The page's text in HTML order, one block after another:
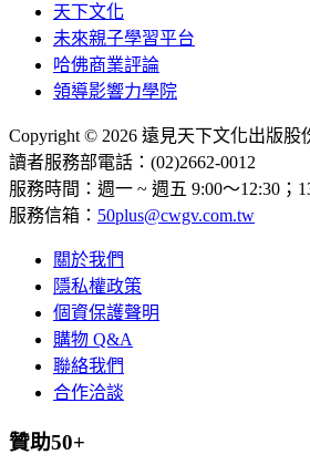
天下文化
未來親子學習平台
哈佛商業評論
領導影響力學院
Copyright © 2026 遠見天下文化出版股
讀者服務部電話：(02)2662-0012
服務時間：週一 ~ 週五 9:00～12:30；
服務信箱： 50plus@cwgv.com.tw
關於我們
隱私權政策
個資保護聲明
購物 Q&A
聯絡我們
合作洽談
贊助50+